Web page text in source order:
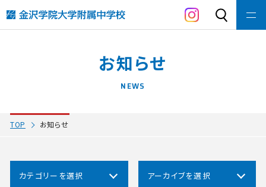
部活動
お知らせ
NEWS
TOP お知らせ
カテゴリーを選択 アーカイブを選択